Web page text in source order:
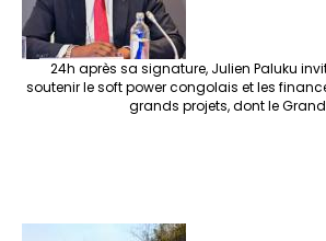
24h après sa signature, Julien Paluku
soutenir le soft power congolais et les
grands projets, dont le